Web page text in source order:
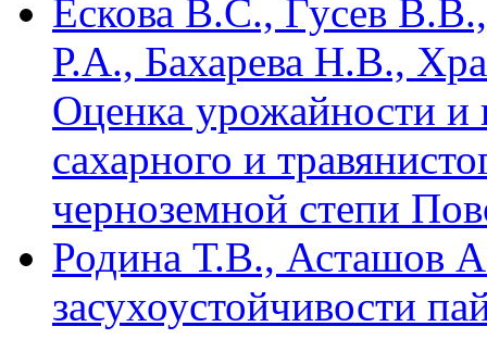
Ескова В.С., Гусев
Р.А., Бахарева Н.В.,
Оценка урожайности и
сахарного и
черноземной степи
Родина Т.В., Асташов
засухоустойчивости